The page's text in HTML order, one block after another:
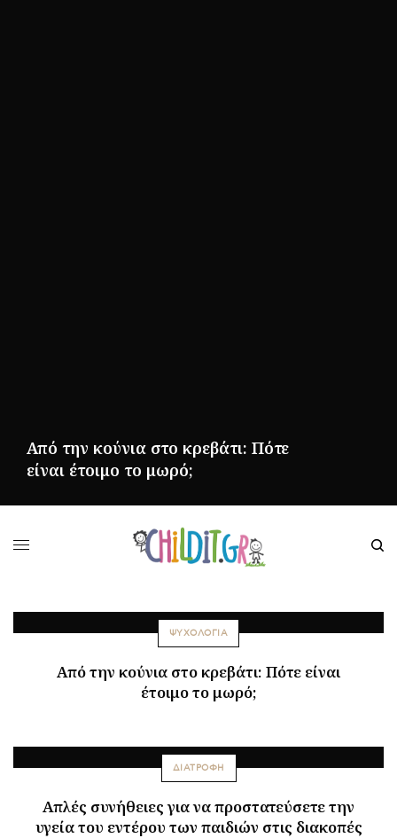
Από την κούνια στο κρεβάτι: Πότε
είναι έτοιμο το μωρό;
ΨΥΧΟΛΟΓΙΑ
Από την κούνια στο κρεβάτι: Πότε είναι
έτοιμο το μωρό;
ΔΙΑΤΡΟΦΗ
Απλές συνήθειες για να προστατεύσετε την
υγεία του εντέρου των παιδιών στις διακοπές